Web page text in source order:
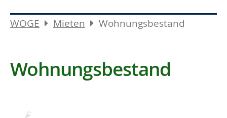
WOGE Mieten Wohnungsbestand
Wohnungsbestand